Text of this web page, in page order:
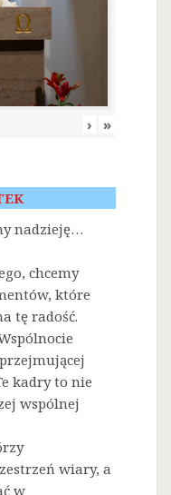
› »
nadzieję…
chcemy
które
tę radość.
kadry to nie
wspólnej
wiary, a
w